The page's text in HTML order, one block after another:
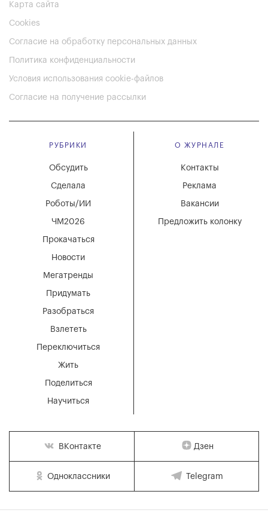
Карта сайта
Cookies
Согласие на обработку персональных данных
Политика конфиденциальности
Условия использования cookie-файлов
Согласие на получение рассылки
РУБРИКИ
Мегатренды
Придумать
Разобраться
Взлететь
Новости
Переключиться
Жить
Поделиться
Научиться
Обсудить
Сделала
Роботы/ИИ
ЧМ2026
Прокачаться
О ЖУРНАЛЕ
Вакансии
Реклама
Контакты
Предложить колонку
ВКонтакте Дзен
Одноклассники Telegram